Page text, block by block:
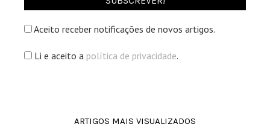
Aceito receber notificações de novos artigos.
Li e aceito a política de privacidade.
ARTIGOS MAIS VISUALIZADOS